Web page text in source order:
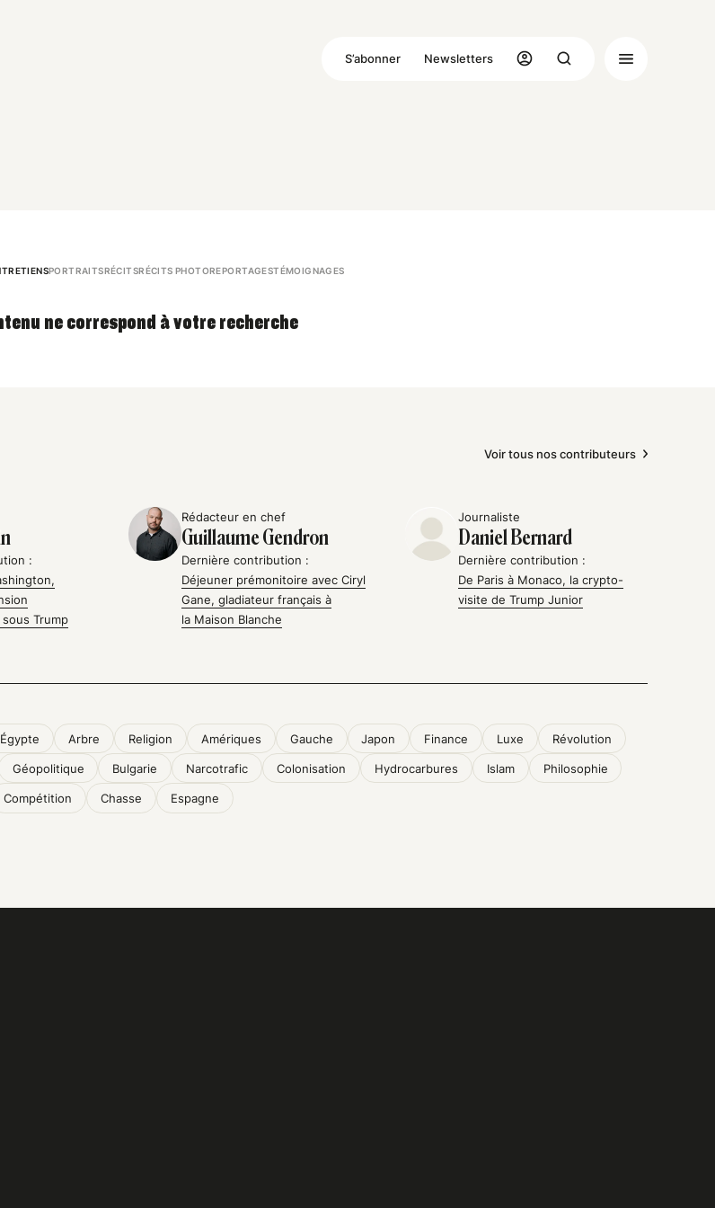
S’abonner Newsletters
PORTRAITSRÉCITSRÉCITS PHOTOREPORTAGESTÉMOIGNAGES
ne correspond à votre recherche
Voir tous nos contributeurs
:
sous Trump
Rédacteur en chef
Guillaume Gendron
Dernière contribution :
Déjeuner prémonitoire avec Ciryl
Gane, gladiateur français à
la Maison Blanche
Journaliste
Daniel Bernard
Dernière contribution :
De Paris à Monaco, la crypto-
visite de Trump Junior
Égypte Arbre Religion Amériques Gauche Japon Finance Luxe Révolution
Géopolitique Bulgarie Narcotrafic Colonisation Hydrocarbures Islam Philosophie
Compétition Chasse Espagne